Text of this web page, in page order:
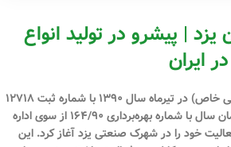
| پیشرو در تولید انواع
ایران
(سهامی خاص) در تیرماه سال ۱۳۹۰ با شماره ثبت ۱۲۷۱۸
تأسیس شد و در شهریور همان سال با شماره بهره‌برداری ۱۶۴/۹۰ از سوی اداره
خود را در شهرک صنعتی یزد آغاز کرد. این